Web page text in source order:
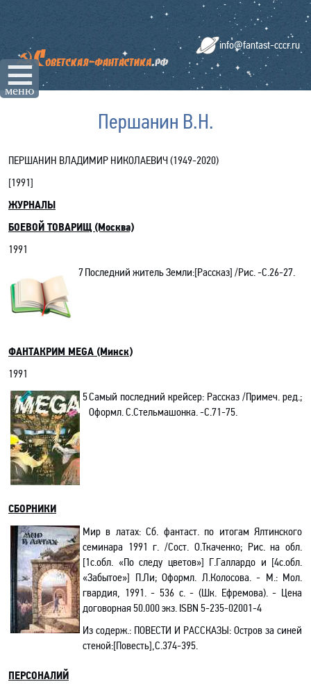
☰
меню
info@fantast-cccr.ru
Першанин В.Н.
ПЕРШАНИН ВЛАДИМИР НИКОЛАЕВИЧ (1949-2020)
[1991]
ЖУРНАЛЫ
БОЕВОЙ ТОВАРИЩ (Москва)
1991
7Последний житель Земли:[Рассказ] /Рис. -C.26-27.
ФАНТАКРИМ MEGA (Минск)
1991
5Самый последний крейсер: Рассказ /Примеч. ред.;
Оформл. С.Стельмашонка. -С.71-75.
СБОРНИКИ
Мир в латах: Сб. фантаст. по итогам Ялтинского
семинара 1991 г. /Сост. О.Ткаченко; Рис. на обл.
[1с.обл. «По следу цветов»] Г.Галлардо и [4с.обл.
«Забытое»] П.Ли; Оформл. Л.Колосова. - М.: Мол.
гвардия, 1991. - 536 с. - (Шк. Ефремова). - Цена
договорная 50.000 экз. ISBN 5-235-02001-4
Из содерж.: ПОВЕСТИ И РАССКАЗЫ: Остров за синей
стеной:[Повесть],С.374-395.
ПЕРСОНАЛИЙ